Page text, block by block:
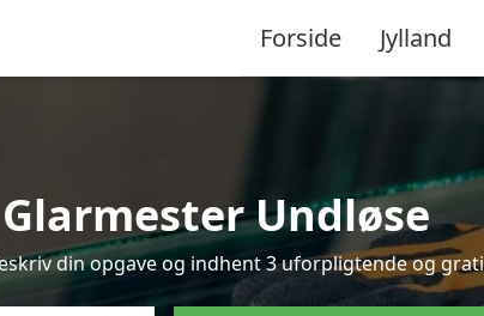
Forside Jylland
Glarmester Undløse
din opgave og indhent 3 uforpligtende og